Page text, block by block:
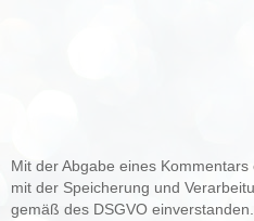
Mit der Abgabe eines Kommentars
mit der Speicherung und
gemäß des DSGVO einverstanden.